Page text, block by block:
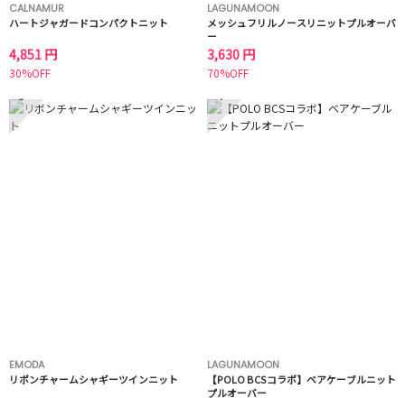
CALNAMUR
ハートジャガードコンパクトニット
4,851 円
30%OFF
LAGUNAMOON
メッシュフリルノースリニットプルオーバ
ー
3,630 円
70%OFF
3
EMODA
リボンチャームシャギーツインニット
4
LAGUNAMOON
【POLO BCSコラボ】ベアケーブルニット
プルオーバー